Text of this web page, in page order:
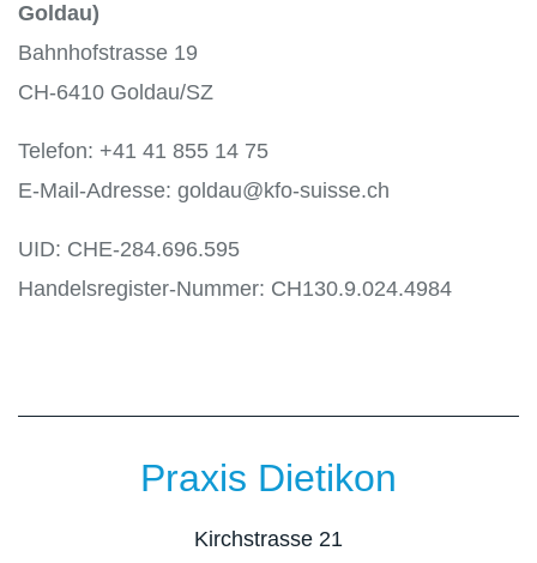
Goldau)
Bahnhofstrasse 19
CH-6410 Goldau/SZ
Telefon: +41 41 855 14 75
E-Mail-Adresse: goldau@kfo-suisse.ch
UID: CHE-284.696.595
Handelsregister-Nummer: CH130.9.024.4984
Praxis Dietikon
Kirchstrasse 21